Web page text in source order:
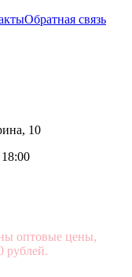
Обратная связь
10
оптовые цены,
рублей.